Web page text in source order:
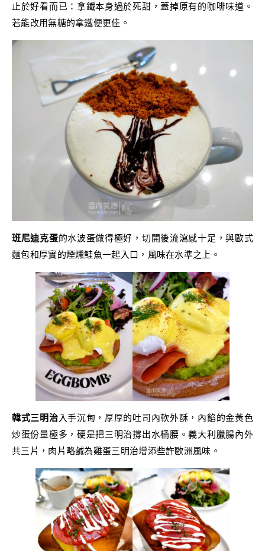
止於好看而已：拿鐵本身過於死甜，蓋掉原有的咖啡味道。
若能改用無糖的拿鐵便更佳。
班尼迪克蛋的水波蛋做得極好，切開後流瀉感十足，與歐式
麵包和厚實的煙燻鮭魚一起入口，風味在水準之上。
韓式三明治入手沉甸，厚厚的吐司內軟外酥，內餡的金黃色
炒蛋份量極多，硬是把三明治撐出水桶腰。義大利臘腸內外
共三片，肉片略鹹為雞蛋三明治增添些許歐洲風味。